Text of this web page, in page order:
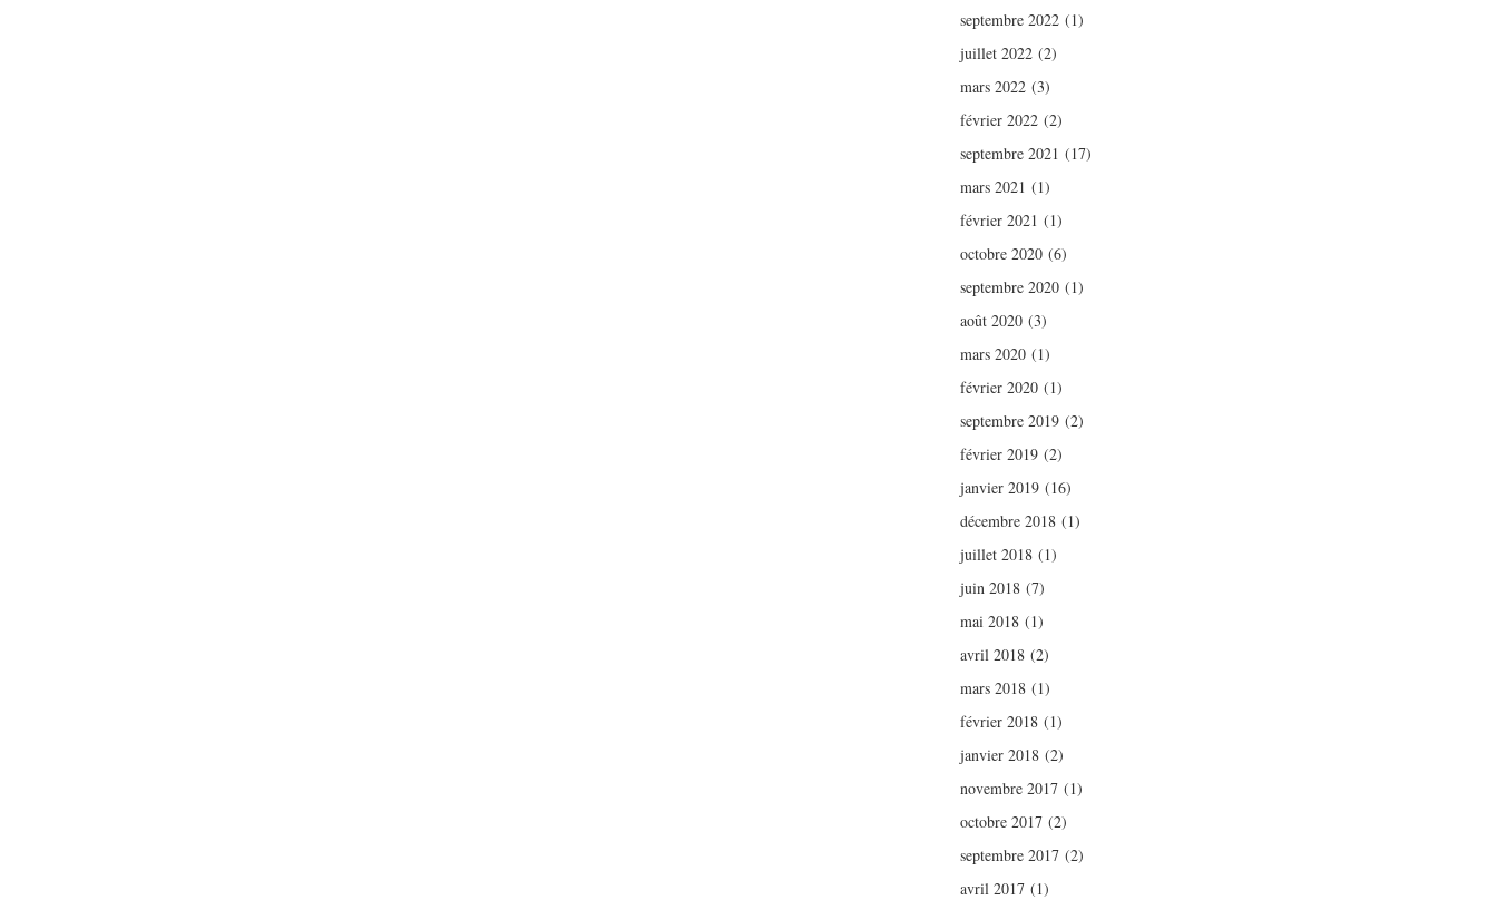
septembre 2022 (1)
juillet 2022 (2)
mars 2022 (3)
février 2022 (2)
septembre 2021 (17)
mars 2021 (1)
février 2021 (1)
octobre 2020 (6)
septembre 2020 (1)
août 2020 (3)
mars 2020 (1)
février 2020 (1)
septembre 2019 (2)
février 2019 (2)
janvier 2019 (16)
décembre 2018 (1)
juillet 2018 (1)
juin 2018 (7)
mai 2018 (1)
avril 2018 (2)
mars 2018 (1)
février 2018 (1)
janvier 2018 (2)
novembre 2017 (1)
octobre 2017 (2)
septembre 2017 (2)
avril 2017 (1)